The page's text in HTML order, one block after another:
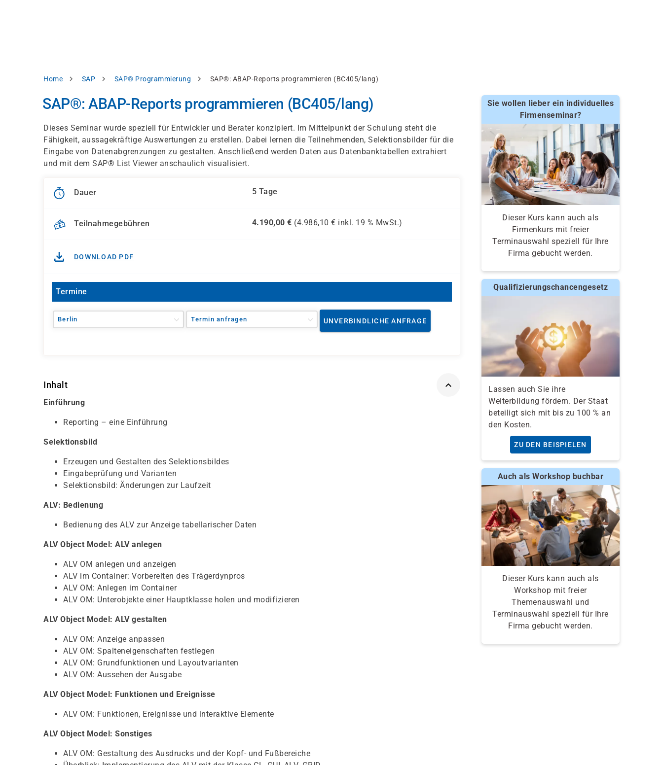
Pfadnavigation
Home SAP SAP® Programmierung SAP®: ABAP-Reports programmieren (BC405/lang)
SAP®: ABAP-Reports programmieren (BC405/lang)
Dieses Seminar wurde speziell für Entwickler und Berater konzipiert. Im Mittelpunkt der Schulung steht die
Fähigkeit, aussagekräftige Auswertungen zu erstellen. Dabei lernen die Teilnehmenden, Selektionsbilder für die
Eingabe von Datenabgrenzungen zu gestalten. Anschließend werden Daten aus Datenbanktabellen extrahiert
und mit dem SAP® List Viewer anschaulich visualisiert.
Dauer 5 Tage
Teilnahmegebühren 4.190,00 € (4.986,10 € inkl. 19 % MwSt.)
DOWNLOAD PDF
Termine
Berlin Termin anfragen UNVERBINDLICHE ANFRAGE
Inhalt
Einführung
Reporting – eine Einführung
Selektionsbild
Erzeugen und Gestalten des Selektionsbildes
Eingabeprüfung und Varianten
Selektionsbild: Änderungen zur Laufzeit
ALV: Bedienung
Bedienung des ALV zur Anzeige tabellarischer Daten
ALV Object Model: ALV anlegen
ALV OM anlegen und anzeigen
ALV im Container: Vorbereiten des Trägerdynpros
ALV OM: Anlegen im Container
ALV OM: Unterobjekte einer Hauptklasse holen und modifizieren
ALV Object Model: ALV gestalten
ALV OM: Anzeige anpassen
ALV OM: Spalteneigenschaften festlegen
ALV OM: Grundfunktionen und Layoutvarianten
ALV OM: Aussehen der Ausgabe
ALV Object Model: Funktionen und Ereignisse
ALV OM: Funktionen, Ereignisse und interaktive Elemente
ALV Object Model: Sonstiges
ALV OM: Gestaltung des Ausdrucks und der Kopf- und Fußbereiche
Sie wollen lieber ein individuelles
Firmenseminar?
Dieser Kurs kann auch als
Firmenkurs mit freier
Terminauswahl speziell für Ihre
Firma gebucht werden.
Qualifizierungschancengesetz
Lassen auch Sie ihre
Weiterbildung fördern. Der Staat
beteiligt sich mit bis zu 100 % an
den Kosten.
ZU DEN BEISPIELEN
Auch als Workshop buchbar
Dieser Kurs kann auch als
Workshop mit freier
Themenauswahl und
Terminauswahl speziell für Ihre
Firma gebucht werden.
akzeptieren